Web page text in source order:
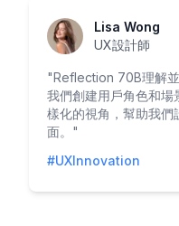
Lisa Wong
UX設計師
"Reflection 70B理解
我們創建用戶角色和場
樣化的視角，幫助我們
面。 "
#UXInnovation